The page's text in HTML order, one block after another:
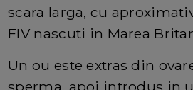
scara larga, cu
FIV nascuti in Marea
Un ou este extras din
sperma, apoi introdus in